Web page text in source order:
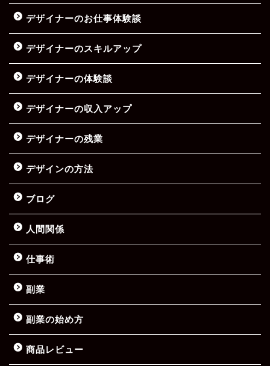
デザイナーのお仕事体験談
デザイナーのスキルアップ
デザイナーの体験談
デザイナーの収入アップ
デザイナーの残業
デザインの方法
ブログ
人間関係
仕事術
副業
副業の始め方
商品レビュー